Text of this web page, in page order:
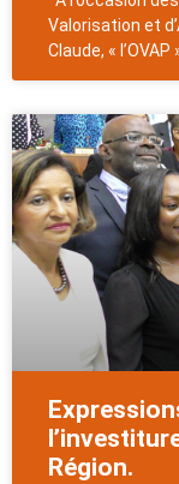
Valorisation et
Claude, «
Région.